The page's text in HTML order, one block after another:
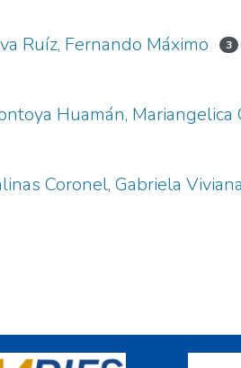
Ruíz, Fernando Máximo 3
Huamán, Mariangelica
Coronel, Gabriela Viviana